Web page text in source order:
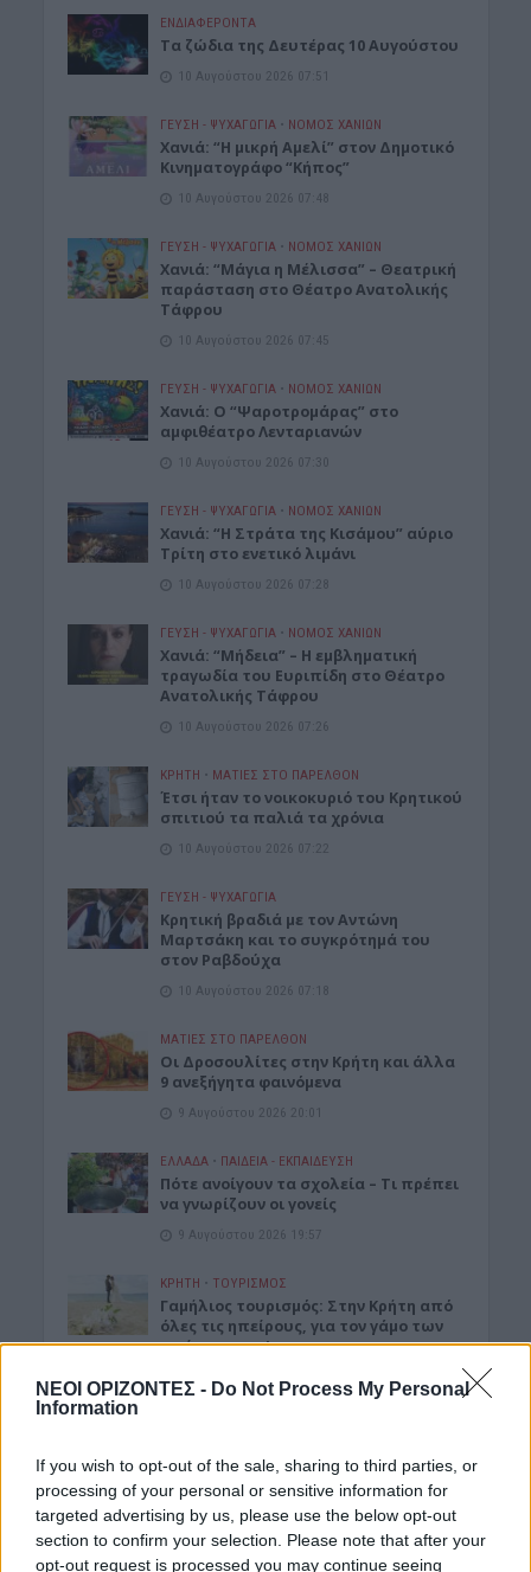
ΝΕΟΙ ΟΡΙΖΟΝΤΕΣ - Do Not Process My Personal
Information
If you wish to opt-out of the sale, sharing to third parties, or
processing of your personal or sensitive information for
targeted advertising by us, please use the below opt-out
section to confirm your selection. Please note that after your
opt-out request is processed you may continue seeing
ΕΝΔΙΑΦΕΡΟΝΤΑ
Τα ζώδια της Δευτέρας 10 Αυγούστου
10 Αυγούστου 2026 07:51
ΓΕΎΣΗ - ΨΥΧΑΓΩΓΊΑ • ΝΟΜΌΣ ΧΑΝΊΩΝ
Χανιά: “Η μικρή Αμελί” στον Δημοτικό
Κινηματογράφο “Κήπος”
10 Αυγούστου 2026 07:48
ΓΕΎΣΗ - ΨΥΧΑΓΩΓΊΑ • ΝΟΜΌΣ ΧΑΝΊΩΝ
Χανιά: “Μάγια η Μέλισσα” – Θεατρική
παράσταση στο Θέατρο Ανατολικής
Τάφρου
10 Αυγούστου 2026 07:45
ΓΕΎΣΗ - ΨΥΧΑΓΩΓΊΑ • ΝΟΜΌΣ ΧΑΝΊΩΝ
Xανιά: Ο “Ψαροτρομάρας” στο
αμφιθέατρο Λενταριανών
10 Αυγούστου 2026 07:30
ΓΕΎΣΗ - ΨΥΧΑΓΩΓΊΑ • ΝΟΜΌΣ ΧΑΝΊΩΝ
Χανιά: “Η Στράτα της Κισάμου” αύριο
Τρίτη στο ενετικό λιμάνι
10 Αυγούστου 2026 07:28
ΓΕΎΣΗ - ΨΥΧΑΓΩΓΊΑ • ΝΟΜΌΣ ΧΑΝΊΩΝ
Χανιά: “Μήδεια” – Η εμβληματική
τραγωδία του Ευριπίδη στο Θέατρο
Ανατολικής Τάφρου
10 Αυγούστου 2026 07:26
ΚΡΗΤΗ • ΜΑΤΙΕΣ ΣΤΟ ΠΑΡΕΛΘΟΝ
Έτσι ήταν το νοικοκυριό του Κρητικού
σπιτιού τα παλιά τα χρόνια
10 Αυγούστου 2026 07:22
ΓΕΎΣΗ - ΨΥΧΑΓΩΓΊΑ
Kρητική βραδιά με τον Αντώνη
Μαρτσάκη και το συγκρότημά του
στον Ραβδούχα
10 Αυγούστου 2026 07:18
ΜΑΤΙΕΣ ΣΤΟ ΠΑΡΕΛΘΟΝ
Οι Δροσουλίτες στην Κρήτη και άλλα
9 ανεξήγητα φαινόμενα
9 Αυγούστου 2026 20:01
ΕΛΛΑΔΑ • ΠΑΙΔΕΙΑ - ΕΚΠΑΙΔΕΥΣΗ
Πότε ανοίγουν τα σχολεία – Τι πρέπει
να γνωρίζουν οι γονείς
9 Αυγούστου 2026 19:57
ΚΡΗΤΗ • ΤΟΥΡΙΣΜΟΣ
Γαμήλιος τουρισμός: Στην Κρήτη από
όλες τις ηπείρους, για τον γάμο των
ονείρων τους!
κίνηση – 100% πληρότητα στα πλοία
και αυξημένες αεροπορικές αφίξεις
9 Αυγούστου 2026 12:27
ΕΛΛΑΔΑ • ΟΙΚΟΝΟΜΙΑ